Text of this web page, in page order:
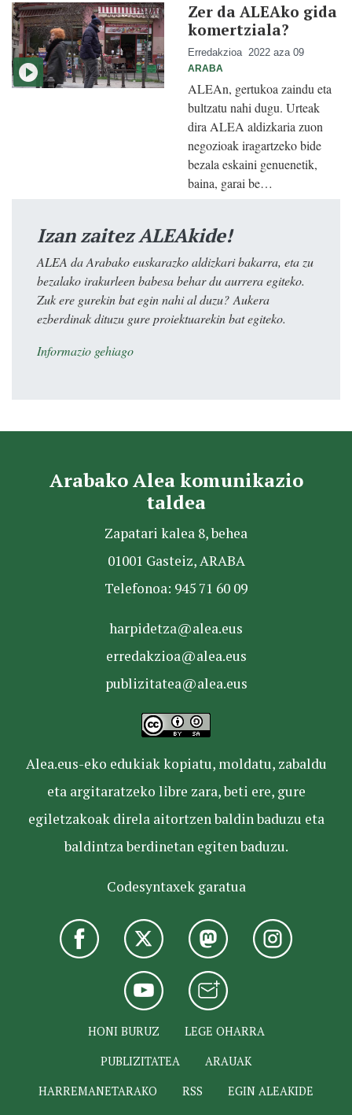
Zer da ALEAko gida
komertziala?
Erredakzioa 2022 aza 09
ARABA
ALEAn, gertukoa zaindu eta
bultzatu nahi dugu. Urteak
dira ALEA aldizkaria zuon
negozioak iragartzeko bide
bezala eskaini genuenetik,
baina, garai be…
Izan zaitez ALEAkide!
ALEA da Arabako euskarazko aldizkari bakarra, eta zu
bezalako irakurleen babesa behar du aurrera egiteko.
Zuk ere gurekin bat egin nahi al duzu? Aukera
ezberdinak dituzu gure proiektuarekin bat egiteko.
Informazio gehiago
Arabako Alea komunikazio
taldea
Zapatari kalea 8, behea
01001 Gasteiz, ARABA
Telefonoa: 945 71 60 09
harpidetza@alea.eus
erredakzioa@alea.eus
publizitatea@alea.eus
Alea.eus-eko edukiak kopiatu, moldatu, zabaldu
eta argitaratzeko libre zara, beti ere, gure
egiletzakoak direla aitortzen baldin baduzu eta
baldintza berdinetan egiten baduzu.
Codesyntaxek garatua
HONI BURUZ
LEGE OHARRA
PUBLIZITATEA
ARAUAK
HARREMANETARAKO
RSS EGIN ALEAKIDE